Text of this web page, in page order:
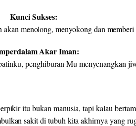
Kunci Sukses:
menolong, menyokong dan
Akar Iman:
penghiburan-Mu menyenangkan
itu bukan manusia, tapi kalau
sakit di tubuh kita akhirnya yang